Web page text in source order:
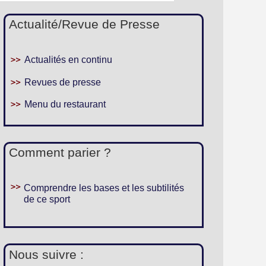
Actualité/Revue de Presse
Actualités en continu
Revues de presse
Menu du restaurant
Comment parier ?
Comprendre les bases et les subtilités
de ce sport
Nous suivre :